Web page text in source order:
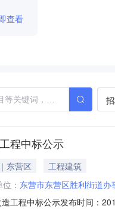
查看
程中标公示
东营区
工程建筑
： 东营市东营区胜利街道
工程中标公示发布时间：